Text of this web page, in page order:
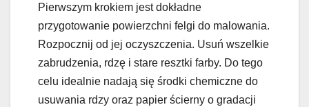
Pierwszym krokiem jest dokładne
przygotowanie powierzchni felgi do malowania.
Rozpocznij od jej oczyszczenia. Usuń wszelkie
zabrudzenia, rdzę i stare resztki farby. Do tego
celu idealnie nadają się środki chemiczne do
usuwania rdzy oraz papier ścierny o gradacji